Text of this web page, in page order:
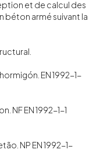
et de calcul des
béton armé suivant la
EN 1992-1-
NF EN 1992-1-1
NP EN 1992-1-